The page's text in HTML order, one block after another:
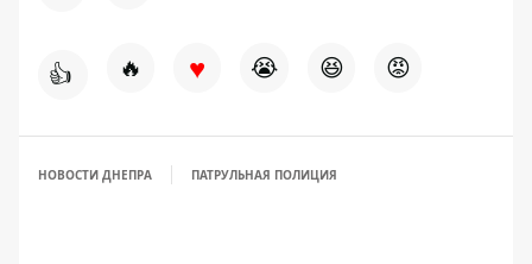
👍 🔥 ♥ 😭 😆 😡
НОВОСТИ ДНЕПРА ПАТРУЛЬНАЯ ПОЛИЦИЯ